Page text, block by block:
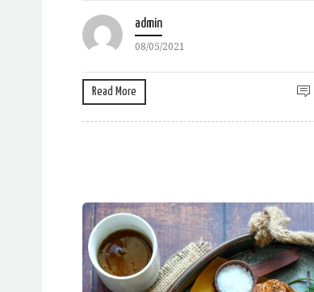
admin
08/05/2021
Read More